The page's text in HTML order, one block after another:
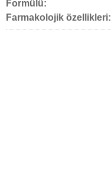
Formülü:
Farmakolojik özellikleri: